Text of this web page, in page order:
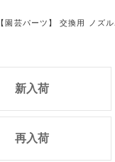
【園芸パーツ】 交換用 ノズ
新入荷
再入荷